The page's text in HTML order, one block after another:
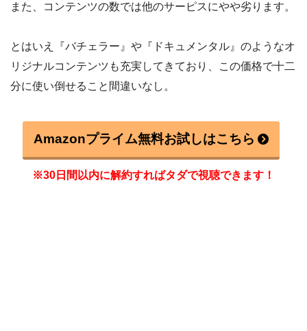
また、コンテンツの数では他のサーピスにやや劣ります。
とはいえ『バチェラー』や『ドキュメンタル』のようなオ
リジナルコンテンツも充実してきており、この価格で十二
分に使い倒せること間違いなし。
Amazonプライム無料お試しはこちら
※30日間以内に解約すればタダで視聴できます！